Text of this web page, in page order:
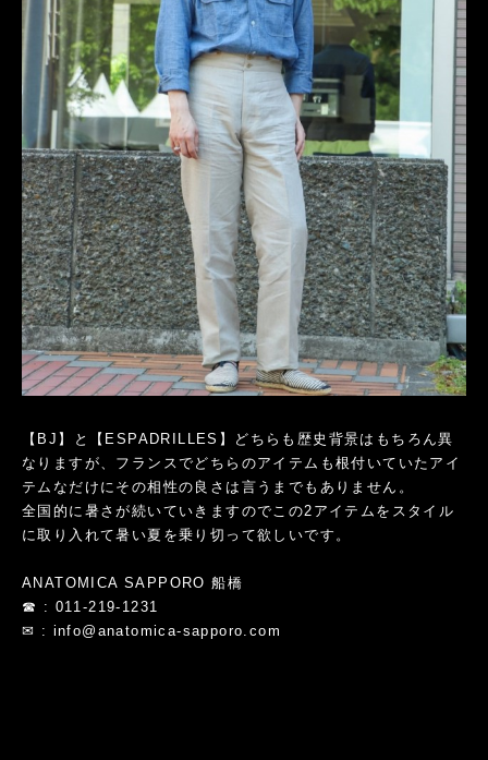
【BJ】と【ESPADRILLES】どちらも歴史背景はもちろん異
なりますが、フランスでどちらのアイテムも根付いていたアイ
テムなだけにその相性の良さは言うまでもありません。
全国的に暑さが続いていきますのでこの2アイテムをスタイル
に取り入れて暑い夏を乗り切って欲しいです。
ANATOMICA SAPPORO 船橋
☎ : 011-219-1231
✉ : info@anatomica-sapporo.com